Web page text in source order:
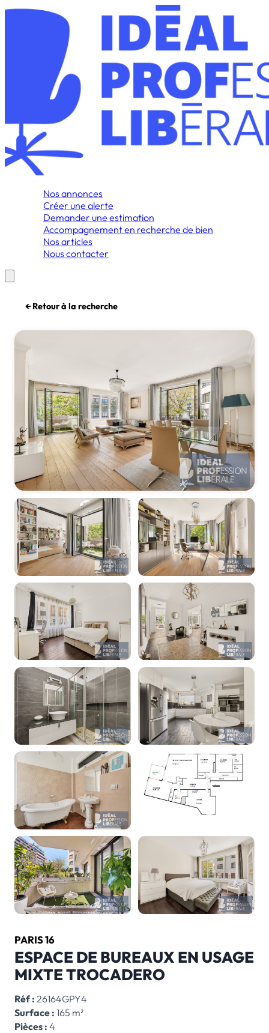
Nos annonces
Créer une alerte
Demander une estimation
Accompagnement en recherche de bien
Nos articles
Nous contacter
← Retour à la recherche
PARIS 16
ESPACE DE BUREAUX EN USAGE
MIXTE TROCADERO
Réf : 26164GPY4
Surface : 165 m²
Pièces : 4